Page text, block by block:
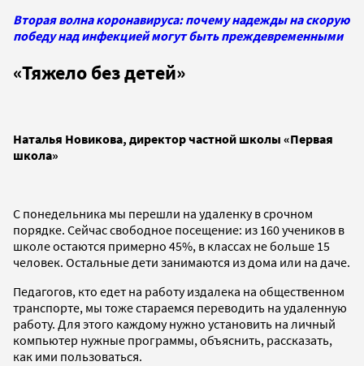
Вторая волна коронавируса: почему надежды на скорую
победу над инфекцией могут быть преждевременными
«Тяжело без детей»
Наталья Новикова, директор частной школы «Первая
школа»
С понедельника мы перешли на удаленку в срочном
порядке. Сейчас свободное посещение: из 160 учеников в
школе остаются примерно 45%, в классах не больше 15
человек. Остальные дети занимаются из дома или на даче.
Педагогов, кто едет на работу издалека на общественном
транспорте, мы тоже стараемся переводить на удаленную
работу. Для этого каждому нужно установить на личный
компьютер нужные программы, объяснить, рассказать,
как ими пользоваться.